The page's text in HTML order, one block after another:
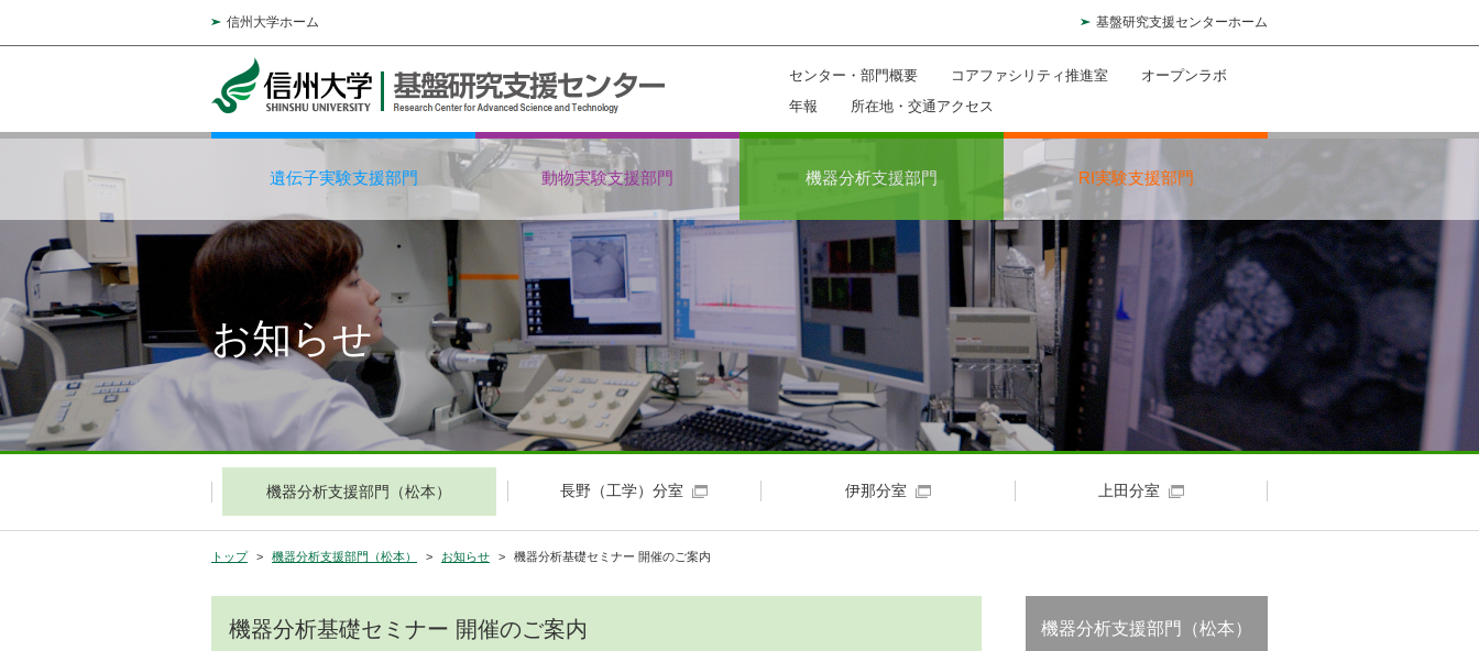
信州大学ホーム 基盤研究支援センターホーム
センター・部門概要 コアファシリティ推進室
オープンラボ
年報
所在地・交通アクセス
お知らせ
遺伝子実験支援部門 動物実験支援部門 機器分析支援部門 RI実験支援部門
機器分析支援部門（松本） 長野（工学）分室 伊那分室 上田分室
トップ 機器分析支援部門（松本） お知らせ 機器分析基礎セミナー 開催のご案内
機器分析基礎セミナー 開催のご案内 機器分析支援部門（松本）